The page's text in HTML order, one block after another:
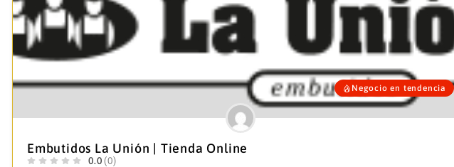
Negocio en tendencia
Embutidos La Unión | Tienda Online
0.0 (0)